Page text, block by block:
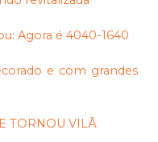
Agora é 4040-1640
e com grandes
TORNOU VILÃ